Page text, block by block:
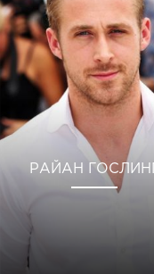
РАЙАН ГОСЛИНГ